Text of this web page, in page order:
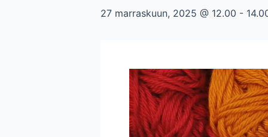
27 marraskuun, 2025 @ 12.00 -